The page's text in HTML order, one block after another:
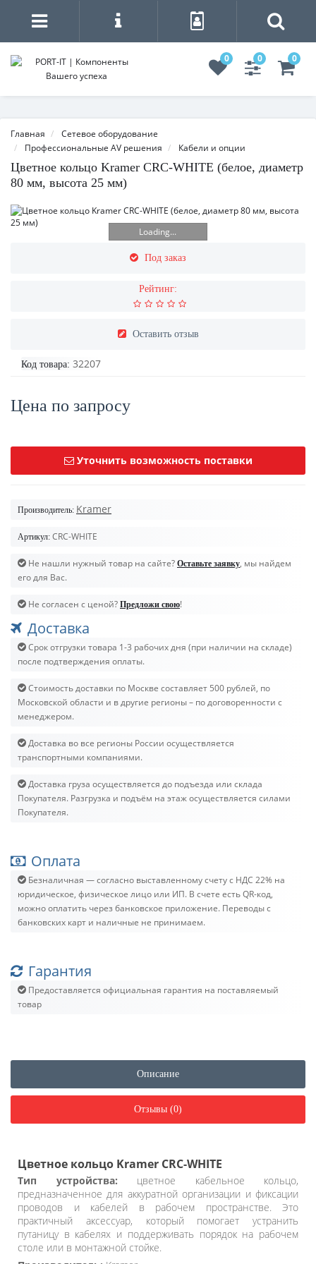
0 0 0
Главная
Сетевое оборудование
Профессиональные AV решения
Кабели и опции
Цветное кольцо Kramer CRC-WHITE (белое, диаметр
80 мм, высота 25 мм)
Loading...
Под заказ
Рейтинг:
Оставить отзыв
Код товара: 32207
Цена по запросу
Уточнить возможность поставки
Производитель: Kramer
Артикул: CRC-WHITE
Не нашли нужный товар на сайте? Оставьте заявку, мы найдем
его для Вас.
Не согласен с ценой? Предложи свою!
Доставка
Срок отгрузки товара 1-3 рабочих дня (при наличии на складе)
после подтверждения оплаты.
Стоимость доставки по Москве составляет 500 рублей, по
Московской области и в другие регионы – по договоренности с
менеджером.
Доставка во все регионы России осуществляется
транспортными компаниями.
Доставка груза осуществляется до подъезда или склада
Покупателя. Разгрузка и подъём на этаж осуществляется силами
Покупателя.
Оплата
Безналичная — согласно выставленному счету c НДС 22% на
юридическое, физическое лицо или ИП. В счете есть QR-код,
можно оплатить через банковское приложение. Переводы с
банковских карт и наличные не принимаем.
Гарантия
Предоставляется официальная гарантия на поставляемый
товар
Описание
Отзывы (0)
Цветное кольцо Kramer CRC-WHITE
Тип устройства: цветное кабельное кольцо,
предназначенное для аккуратной организации и фиксации
проводов и кабелей в рабочем пространстве. Это
практичный аксессуар, который помогает устранить
путаницу в кабелях и поддерживать порядок на рабочем
столе или в монтажной стойке.